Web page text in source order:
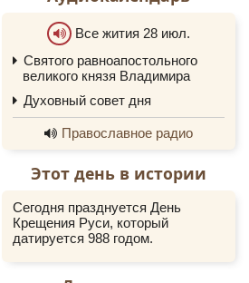
Все жития 28 июл.
Святого равноапостольного
великого князя Владимира
0:00
Духовный совет дня
0:00
Православное радио
Этот день в истории
Сегодня празднуется День
Крещения Руси, который
датируется 988 годом.